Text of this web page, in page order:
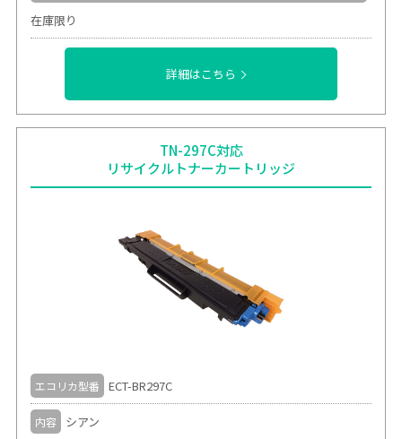
在庫限り
詳細はこちら
TN-297C対応
リサイクルトナーカートリッジ
エコリカ型番 ECT-BR297C
内容 シアン